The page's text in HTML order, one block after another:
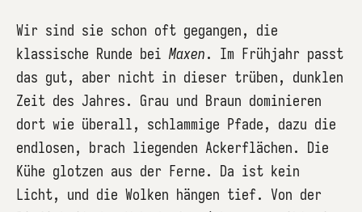
Wir sind sie schon oft gegangen, die
klassische Runde bei Maxen. Im Frühjahr passt
das gut, aber nicht in dieser trüben, dunklen
Zeit des Jahres. Grau und Braun dominieren
dort wie überall, schlammige Pfade, dazu die
endlosen, brach liegenden Ackerflächen. Die
Kühe glotzen aus der Ferne. Da ist kein
Licht, und die Wolken hängen tief. Von der